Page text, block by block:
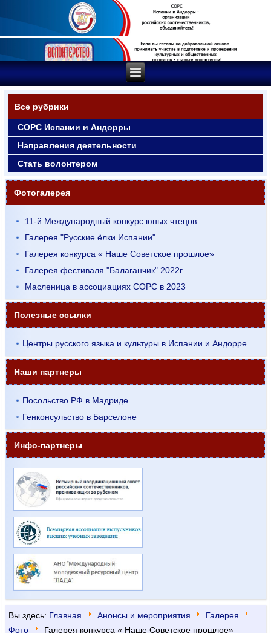
Все рубрики
СОРС Испании и Андорры
Направления деятельности
Стать волонтером
Фотогалерея
11-й Международный конкурс юных чтецов
Галерея "Русские ёлки Испании"
Галерея конкурса « Наше Советское прошлое»
Галерея фестиваля "Балаганчик" 2022г.
Масленица в ассоциациях СОРС в 2023
Полезные ссылки
Центры русского языка и культуры в Испании и Андорре
Наши партнеры
Посольство РФ в Мадриде
Генконсульство в Барселоне
Инфо-партнеры
Вы здесь: Главная Анонсы и мероприятия
Галерея
Фото
Галерея конкурса « Наше Советское прошлое»